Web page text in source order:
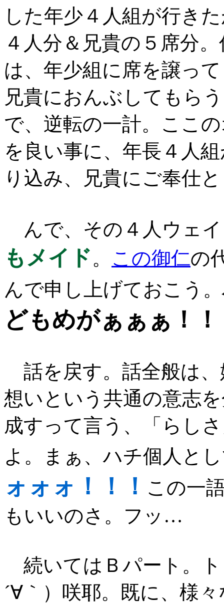
した年少４人組が行き
４人分＆兄貴の５席分
は、年少組に席を譲っ
兄貴におんぶしてもら
で、逆転の一計。ここ
を良い事に、年長４人
り込み、兄貴にご奉仕
んで、その４人ウェ
もメイド。 この御仁の
んで申し上げておこう。
どもめがぁぁぁ！！
話を戻す。話全般は
想いという共通の意志
成すって言う、「らし
よ。まぁ、ハチ個人と
ォォォ！！！ この一
もいいのさ。フッ…
続いてはＢパート。
´∀｀）咲耶。既に、様